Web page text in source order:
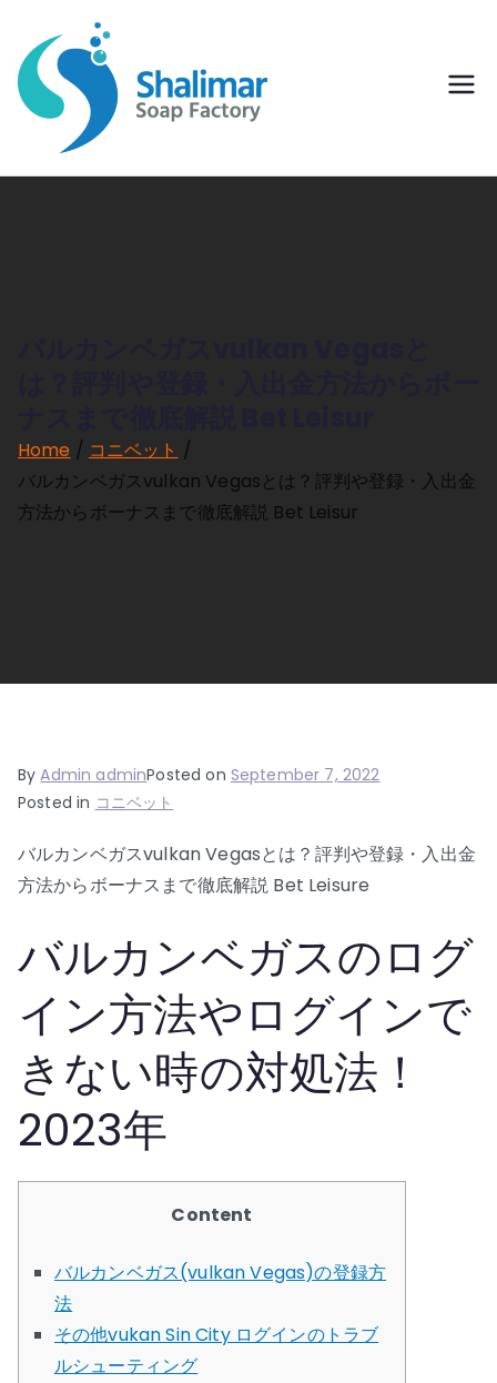
content
Soap
Home
コニベット
バルカンベガスvulkan Vegasとは？評判や登録・入出金
方法からボーナスまで徹底解説 Bet Leisur
ByAdmin adminPosted on September 7, 2022
Posted in コニベット
バルカンベガスvulkan Vegasとは？評判や登録・入出金
方法からボーナスまで徹底解説 Bet Leisure
バルカンベガスのログ
イン方法やログインで
きない時の対処法！
2023年
Content
バルカンベガス(vulkan Vegas)の登録方
法
その他vukan Sin City ログインのトラブ
ルシューティング